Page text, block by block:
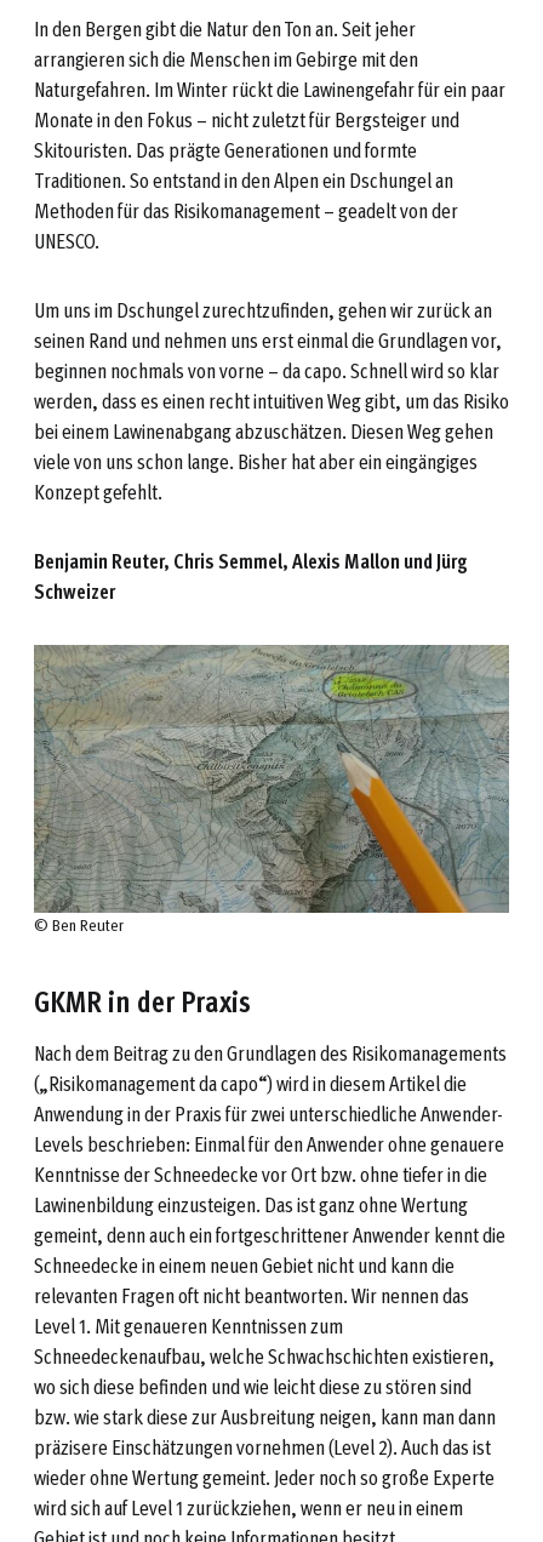
In den Bergen gibt die Natur den Ton an. Seit jeher
arrangieren sich die Menschen im Gebirge mit den
Naturgefahren. Im Winter rückt die Lawinengefahr für ein paar
Monate in den Fokus – nicht zuletzt für Bergsteiger und
Skitouristen. Das prägte Generationen und formte
Traditionen. So entstand in den Alpen ein Dschungel an
Methoden für das Risikomanagement – geadelt von der
UNESCO.
Um uns im Dschungel zurechtzufinden, gehen wir zurück an
seinen Rand und nehmen uns erst einmal die Grundlagen vor,
beginnen nochmals von vorne – da capo. Schnell wird so klar
werden, dass es einen recht intuitiven Weg gibt, um das Risiko
bei einem Lawinenabgang abzuschätzen. Diesen Weg gehen
viele von uns schon lange. Bisher hat aber ein eingängiges
Konzept gefehlt.
Benjamin Reuter, Chris Semmel, Alexis Mallon und Jürg
Schweizer
© Ben Reuter
GKMR in der Praxis
Nach dem Beitrag zu den Grundlagen des Risikomanagements
(„Risikomanagement da capo“) wird in diesem Artikel die
Anwendung in der Praxis für zwei unterschiedliche Anwender-
Levels beschrieben: Einmal für den Anwender ohne genauere
Kenntnisse der Schneedecke vor Ort bzw. ohne tiefer in die
Lawinenbildung einzusteigen. Das ist ganz ohne Wertung
gemeint, denn auch ein fortgeschrittener Anwender kennt die
Schneedecke in einem neuen Gebiet nicht und kann die
relevanten Fragen oft nicht beantworten. Wir nennen das
Level 1. Mit genaueren Kenntnissen zum
Schneedeckenaufbau, welche Schwachschichten existieren,
wo sich diese befinden und wie leicht diese zu stören sind
bzw. wie stark diese zur Ausbreitung neigen, kann man dann
präzisere Einschätzungen vornehmen (Level 2). Auch das ist
wieder ohne Wertung gemeint. Jeder noch so große Experte
wird sich auf Level 1 zurückziehen, wenn er neu in einem